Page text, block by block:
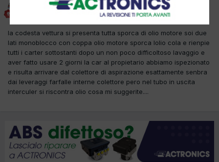
Paolo72
23 Gennaio 2013
la codesta vettura si presenta tutta sporca di olio motore soi due
lati monoblocco con coppa olio motore sporca lolio cola e rienpie
tutti i carter sottostanti dopo un non poco difficoltoso lavaggio e
aver fatto usare 2 giorni la car al propietario abbiamo ispezionato
e risulta arrivare dal colettore di aspirazione esattamente senbra
dai leveraggi farfalle interne colettore pero nel tubo in uscita
interculer si riscontra olio cosa mi suggerite....